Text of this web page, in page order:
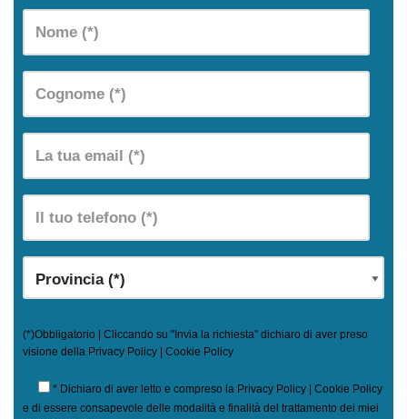
(*)Obbligatorio | Cliccando su "Invia la richiesta" dichiaro di aver preso
visione della Privacy Policy | Cookie Policy
* Dichiaro di aver letto e compreso la Privacy Policy | Cookie Policy
e di essere consapevole delle modalità e finalità del trattamento dei miei